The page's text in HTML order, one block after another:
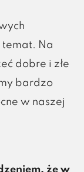
temat. Na
dobre i złe
bardzo
w naszej
że w